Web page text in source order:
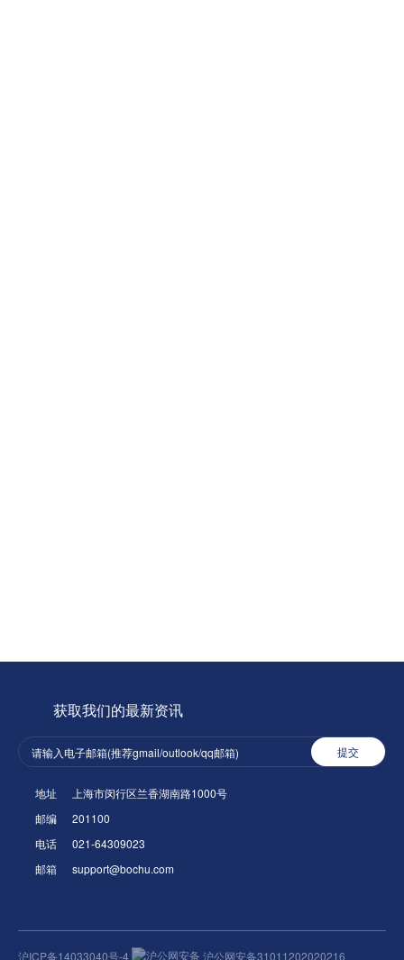
获取我们的最新资讯
提交
地址
上海市闵行区兰香湖南路1000号
邮编
201100
电话
021-64309023
邮箱
support@bochu.com
沪ICP备14033040号-4 沪公网安备31011202020216